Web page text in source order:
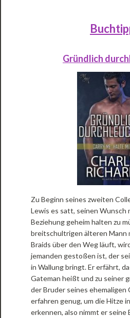
Gründlich
Zu Beginn seines zweiten
Lewis es satt, seinen Wunsch
Beziehung geheim halten zu
breitschultrigen älteren Mann
Braids über den Weg läuft,
jemanden gestoßen ist, der
in Wallung bringt. Er erfährt,
Gateman heißt und zu seiner
der Bruder seines ehemaligen
erfahren genug, um die Hitze
erkennen, also nimmt er seine